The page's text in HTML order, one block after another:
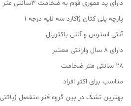
دارای پد مموری فوم به ضخامت ۳سانتی متر
پارچه پلی کتان ژاکارد سه لایه درجه ۱
آنتی استرس و آنتی باکتریال
دارای ۸ سال وارانتی معتبر
۲۸ سانتی متر ضخامت
مناسب برای اکثر افراد
بهترین تشک در بین گروه فنر منفصل